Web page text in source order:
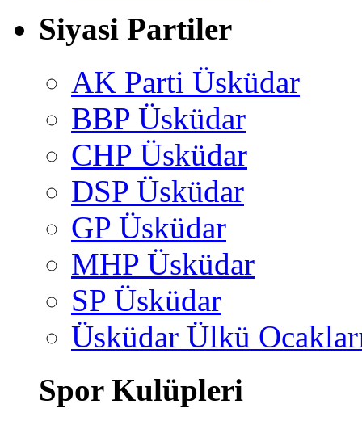
Siyasi Partiler
AK Parti Üsküdar
BBP Üsküdar
CHP Üsküdar
DSP Üsküdar
GP Üsküdar
MHP Üsküdar
SP Üsküdar
Üsküdar Ülkü
Spor Kulüpleri